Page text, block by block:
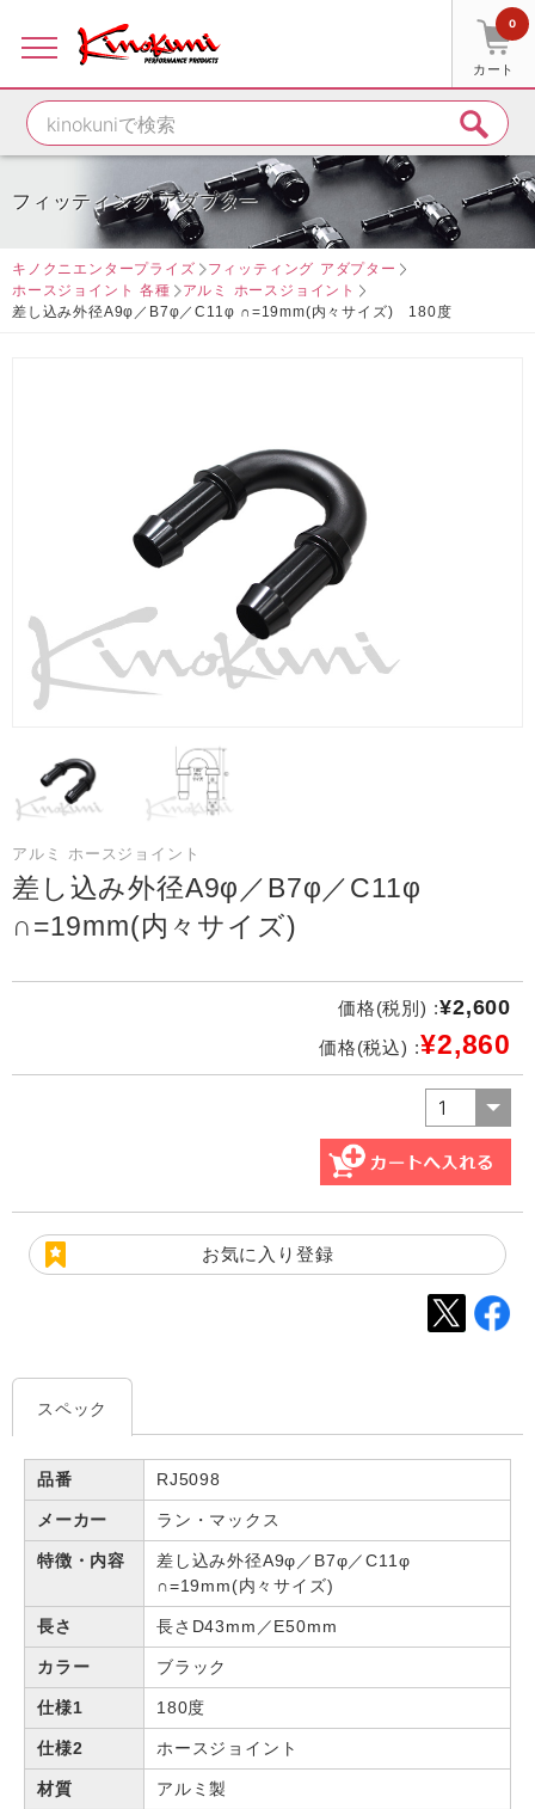
カート
0
フィッティング アダプター
キノクニエンタープライズ
フィッティング アダプター
ホースジョイント 各種
アルミ ホースジョイント
差し込み外径A9φ／B7φ／C11φ ∩=19mm(内々サイズ) 180度
アルミ ホースジョイント
差し込み外径A9φ／B7φ／C11φ
∩=19mm(内々サイズ)
価格(税別) :¥2,600
価格(税込) :¥2,860
お気に入り登録
スペック
品番 RJ5098
メーカー ラン・マックス
特徴・内容
差し込み外径A9φ／B7φ／C11φ
∩=19mm(内々サイズ)
長さ 長さD43mm／E50mm
カラー ブラック
仕様1 180度
仕様2 ホースジョイント
材質 アルミ製